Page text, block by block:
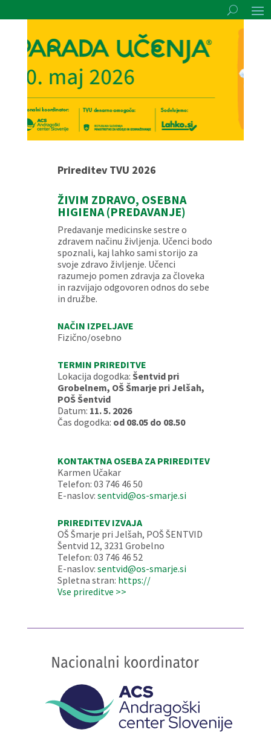
Prireditev TVU 2026
ŽIVIM ZDRAVO, OSEBNA
HIGIENA (PREDAVANJE)
Predavanje medicinske sestre o
zdravem načinu življenja. Učenci bodo
spoznali, kaj lahko sami storijo za
svoje zdravo življenje. Učenci
razumejo pomen zdravja za človeka
in razvijajo odgovoren odnos do sebe
in družbe.
NAČIN IZPELJAVE
Fizično/osebno
TERMIN PRIREDITVE
Lokacija dogodka: Šentvid pri
Grobelnem, OŠ Šmarje pri Jelšah,
POŠ Šentvid
Datum: 11. 5. 2026
Čas dogodka: od 08.05 do 08.50
KONTAKTNA OSEBA ZA PRIREDITEV
Karmen Učakar
Telefon: 03 746 46 50
E-naslov: sentvid@os-smarje.si
PRIREDITEV IZVAJA
OŠ Šmarje pri Jelšah, POŠ ŠENTVID
Šentvid 12, 3231 Grobelno
Telefon: 03 746 46 52
E-naslov: sentvid@os-smarje.si
Spletna stran: https://
Vse prireditve >>